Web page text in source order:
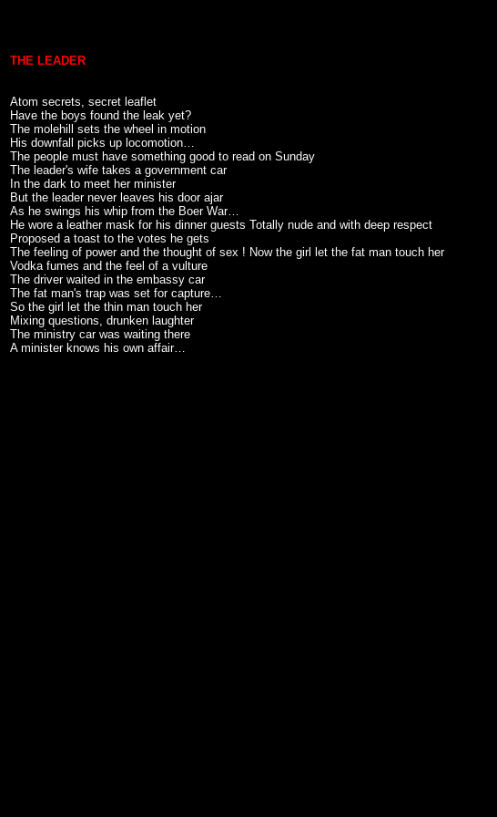
THE LEADER
Atom secrets, secret leaflet
Have the boys found the leak yet?
The molehill sets the wheel in motion
His downfall picks up locomotion…
The people must have something good to read on Sunday
The leader's wife takes a government car
In the dark to meet her minister
But the leader never leaves his door ajar
As he swings his whip from the Boer War…
He wore a leather mask for his dinner guests Totally nude and with deep respect
Proposed a toast to the votes he gets
The feeling of power and the thought of sex ! Now the girl let the fat man touch her
Vodka fumes and the feel of a vulture
The driver waited in the embassy car
The fat man's trap was set for capture…
So the girl let the thin man touch her
Mixing questions, drunken laughter
The ministry car was waiting there
A minister knows his own affair…